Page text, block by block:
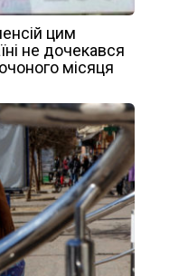
цим
не дочекався
місяця